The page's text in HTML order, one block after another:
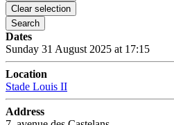
Clear selection
Search
Dates
Sunday 31 August 2025 at 17:15
Location
Stade Louis II
Address